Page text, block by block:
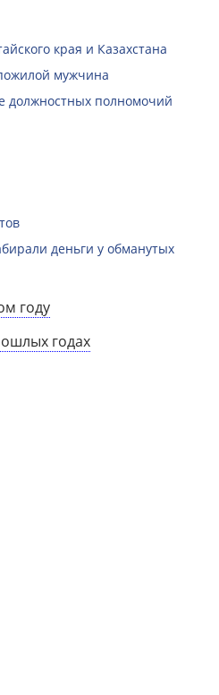
края и Казахстана
мужчина
должностных полномочий
деньги у обманутых
году
годах